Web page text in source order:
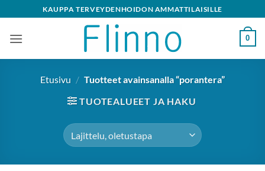
to
content
KAUPPA TERVEYDENHOIDON AMMATTILAISILLE
0
Etusivu / Tuotteet avainsanalla “porantera”
TUOTEALUEET JA HAKU